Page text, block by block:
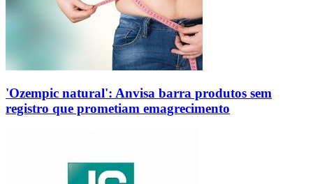
'Ozempic natural': Anvisa barra produtos sem
registro que prometiam emagrecimento